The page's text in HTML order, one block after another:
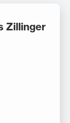
Zillinger